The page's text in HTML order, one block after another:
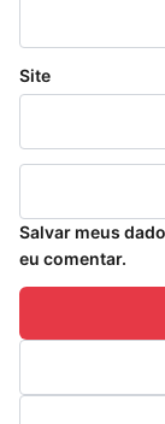
Site
Salvar meus
eu comentar.